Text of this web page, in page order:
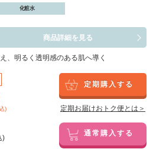
化粧水
商品詳細を見る
、明るく透明感のある肌へ導く
)
定期購入する
定期お届けおトク便とは＞
) 通常購入する